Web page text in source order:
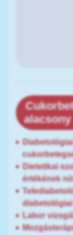
Dietetikai
értékének
Labor